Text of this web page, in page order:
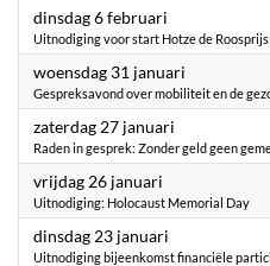
dinsdag 6 februari
Uitnodiging voor start Hotze de
woensdag 31 januari
Gespreksavond over mobiliteit en de
zaterdag 27 januari
Raden in gesprek: Zonder geld geen
vrijdag 26 januari
Uitnodiging: Holocaust Memorial Day
dinsdag 23 januari
Uitnodiging bijeenkomst financiële